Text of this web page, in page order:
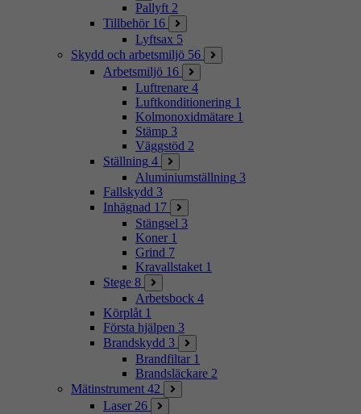
Pallyft 2
Tillbehör 16
Lyftsax 5
Skydd och arbetsmiljö 56
Arbetsmiljö 16
Luftrenare 4
Luftkonditionering 1
Kolmonoxidmätare 1
Stämp 3
Väggstöd 2
Ställning 4
Aluminiumställning 3
Fallskydd 3
Inhägnad 17
Stängsel 3
Koner 1
Grind 7
Kravallstaket 1
Stege 8
Arbetsbock 4
Körplåt 1
Första hjälpen 3
Brandskydd 3
Brandfiltar 1
Brandsläckare 2
Mätinstrument 42
Laser 26